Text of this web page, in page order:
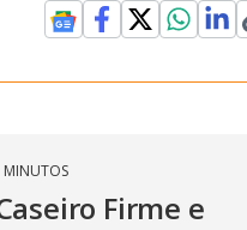
MINUTOS
Firme e